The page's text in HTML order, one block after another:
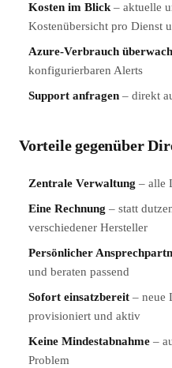
Kosten im Blick– aktuelle
Kostenübersicht pro Dienst
Azure-Verbrauch
konfigurierbaren Alerts
Support anfragen – direkt
Vorteile gegenüber
Zentrale Verwaltung – alle
Eine Rechnung – statt
verschiedener Hersteller
Persönlicher
und beraten passend
Sofort einsatzbereit – neue
provisioniert und aktiv
Keine Mindestabnahme –
Problem